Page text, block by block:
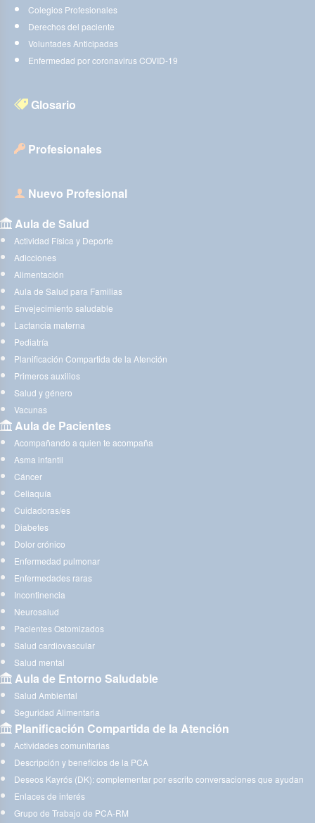
Colegios Profesionales
Derechos del paciente
Voluntades Anticipadas
Enfermedad por coronavirus COVID-19
Glosario
Profesionales
Nuevo Profesional
Aula de Salud
Actividad Física y Deporte
Adicciones
Alimentación
Aula de Salud para Familias
Envejecimiento saludable
Lactancia materna
Pediatría
Planificación Compartida de la Atención
Primeros auxilios
Salud y género
Vacunas
Aula de Pacientes
Acompañando a quien te acompaña
Asma infantil
Cáncer
Celiaquía
Cuidadoras/es
Diabetes
Dolor crónico
Enfermedad pulmonar
Enfermedades raras
Incontinencia
Neurosalud
Pacientes Ostomizados
Salud cardiovascular
Salud mental
Aula de Entorno Saludable
Salud Ambiental
Seguridad Alimentaria
Planificación Compartida de la Atención
Actividades comunitarias
Descripción y beneficios de la PCA
Deseos Kayrós (DK): complementar por escrito conversaciones que ayudan
Enlaces de interés
Grupo de Trabajo de PCA-RM